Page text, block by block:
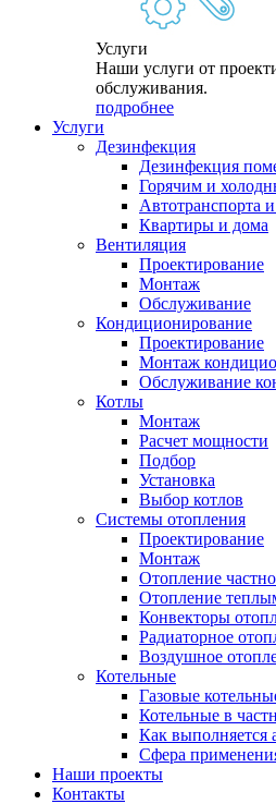
Услуги
Наши услуги от
обслуживания.
подробнее
Услуги
Дезинфекция
Дезинфекция
Горячим и
Автотранспорта
Квартиры и дома
Вентиляция
Проектирование
Монтаж
Обслуживание
Кондиционирование
Проектирование
Монтаж
Обслуживание
Котлы
Монтаж
Расчет мощности
Подбор
Установка
Выбор котлов
Системы отопления
Проектирование
Монтаж
Отопление
Отопление
Конвекторы
Радиаторное
Воздушное
Котельные
Газовые
Котельные в
Как выполняется
Сфера
Наши проекты
Контакты